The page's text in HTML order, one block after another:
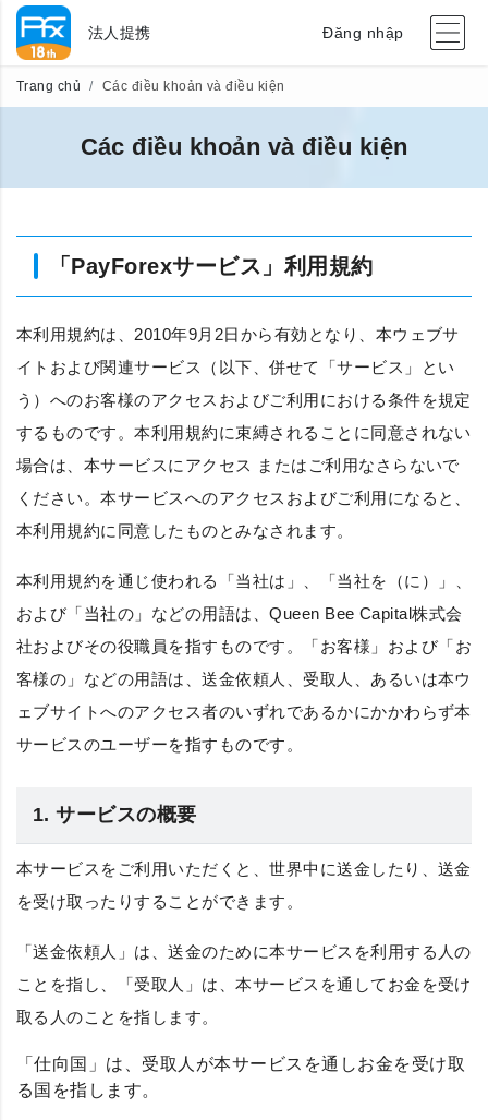
法人提携 Đăng nhập
Trang chủ Các điều khoản và điều kiện
Các điều khoản và điều kiện
「PayForexサービス」利用規約
本利用規約は、 2010年9月2日から有効となり、本ウェブサ
イトおよび関連サービス（以下、併せて「サービス」とい
う）へのお客様のアクセスおよびご利用における条件を規定
するものです。本利用規約に束縛されることに同意されない
場合は、本サービスにアクセス またはご利用なさらないで
ください。本サービスへのアクセスおよびご利用になると、
本利用規約に同意したものとみなされます。
本利用規約を通じ使われる 「当社は」 「当社を（に）」
および 「当社の」 などの用語は、Queen Bee Capital株式会
社およびその役職員を指すものです。
「お客様」 および 「お
客様の」 などの用語は、送金依頼人、受取人、あるいは本ウ
ェブサイトへのアクセス者のいずれであるかにかかわらず本
サービスのユーザーを指すものです。
1. サービスの概要
本サービスをご利用いただくと、世界中に送金したり、送金
を受け取ったりすることができます。
「送金依頼人」 は、送金のために本サービスを利用する人の
ことを指し、
「受取人」 は、本サービスを通してお金を受け
取る人のことを指します。
「仕向国」 は、受取人が本サービスを通しお金を受け取
る国を指します。